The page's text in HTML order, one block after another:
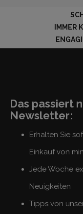
IMMER
Das passiert
Newsletter:
Erhalten Sie
Einkauf von
Jede Woche
Neuigkeiten
Tipps von